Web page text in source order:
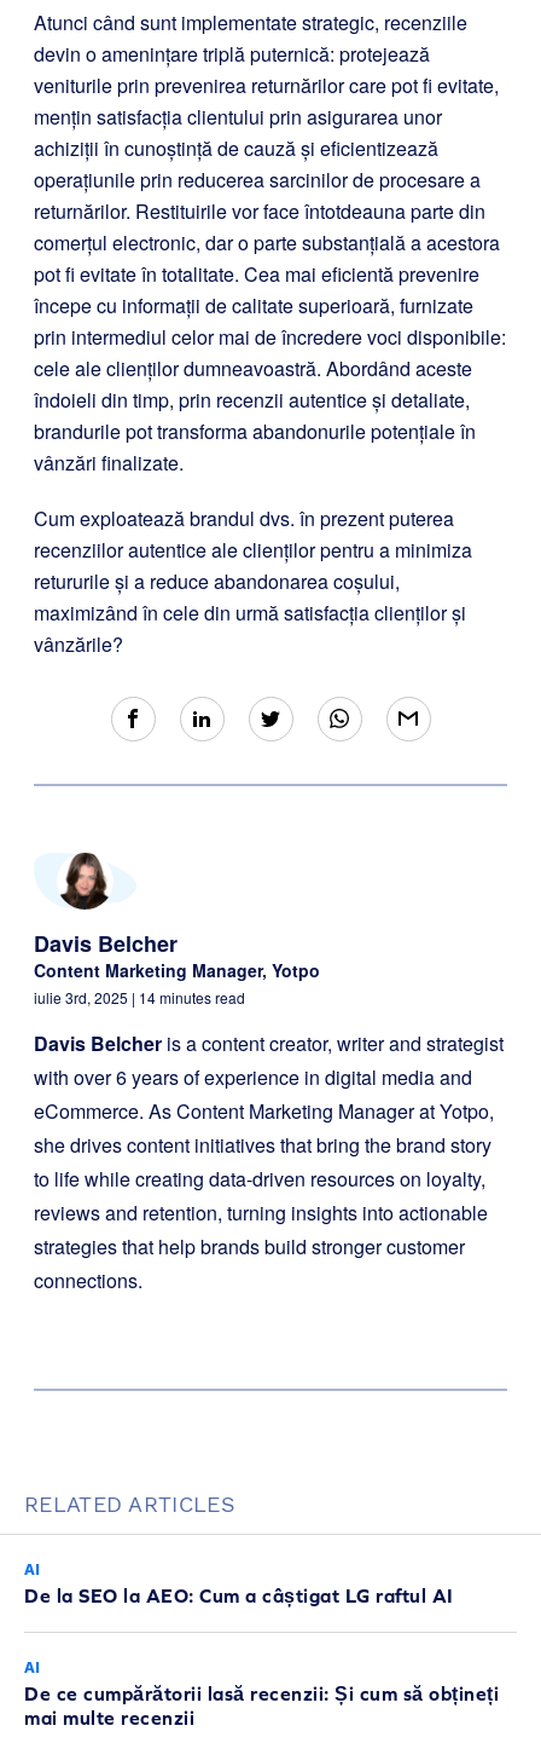
Atunci când sunt implementate strategic, recenziile
devin o amenințare triplă puternică: protejează
veniturile prin prevenirea returnărilor care pot fi evitate,
mențin satisfacția clientului prin asigurarea unor
achiziții în cunoștință de cauză și eficientizează
operațiunile prin reducerea sarcinilor de procesare a
returnărilor. Restituirile vor face întotdeauna parte din
comerțul electronic, dar o parte substanțială a acestora
pot fi evitate în totalitate. Cea mai eficientă prevenire
începe cu informații de calitate superioară, furnizate
prin intermediul celor mai de încredere voci disponibile:
cele ale clienților dumneavoastră. Abordând aceste
îndoieli din timp, prin recenzii autentice și detaliate,
brandurile pot transforma abandonurile potențiale în
vânzări finalizate.
Cum exploatează brandul dvs. în prezent puterea
recenziilor autentice ale clienților pentru a minimiza
retururile și a reduce abandonarea coșului,
maximizând în cele din urmă satisfacția clienților și
vânzările?
Davis Belcher
Content Marketing Manager, Yotpo
iulie 3rd, 2025 | 14 minutes read
Davis Belcher is a content creator, writer and strategist
with over 6 years of experience in digital media and
eCommerce. As Content Marketing Manager at Yotpo,
she drives content initiatives that bring the brand story
to life while creating data-driven resources on loyalty,
reviews and retention, turning insights into actionable
strategies that help brands build stronger customer
connections.
RELATED ARTICLES
AI
De la SEO la AEO: Cum a câștigat LG raftul AI
AI
De ce cumpărătorii lasă recenzii: Și cum să obțineți
mai multe recenzii